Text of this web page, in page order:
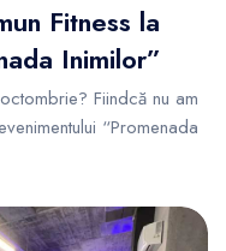
Fitness la
Inimilor”
Fiindcă nu am
“Promenada